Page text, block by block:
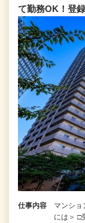
て勤務OK！登
仕事内容
マンショ
には＞ □